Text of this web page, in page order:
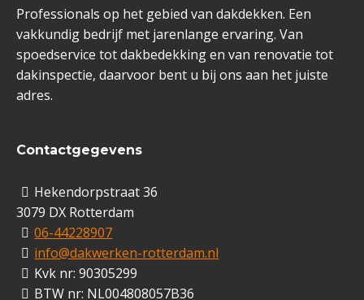
Professionals op het gebied van dakdekken. Een
vakkundig bedrijf met jarenlange ervaring. Van
spoedservice tot dakbedekking en van renovatie tot
dakinspectie, daarvoor bent u bij ons aan het juiste
adres.
Contactgegevens
Hekendorpstraat 36
3079 DX Rotterdam
06-44228907
info@dakwerken-rotterdam.nl
Kvk nr: 90305299
BTW nr: NL004808057B36